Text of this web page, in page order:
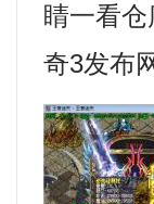
睛一看
奇3发布